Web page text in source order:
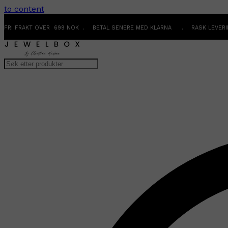
to content
FRI FRAKT OVER 699 NOK . BETAL SENERE MED KLARNA . RASK